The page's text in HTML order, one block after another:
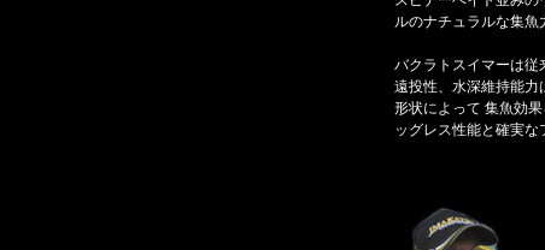
ルのナチュラルな集魚
バクラトスイマーは従
遠投性、水深維持能力
形状によって 集魚効
ッグレス性能と確実な